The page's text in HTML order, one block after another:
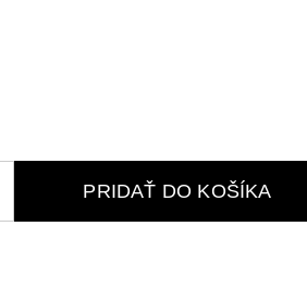
PRIDAŤ DO KOŠÍKA